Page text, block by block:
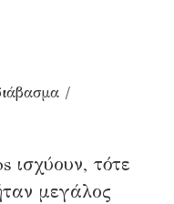
ισχύουν, τότε
μεγάλος